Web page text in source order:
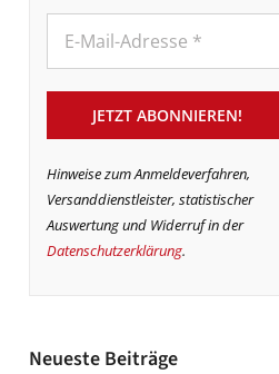
Hinweise zum Anmeldeverfahren,
Versanddienstleister, statistischer
Auswertung und Widerruf in der
Datenschutzerklärung.
Neueste Beiträge